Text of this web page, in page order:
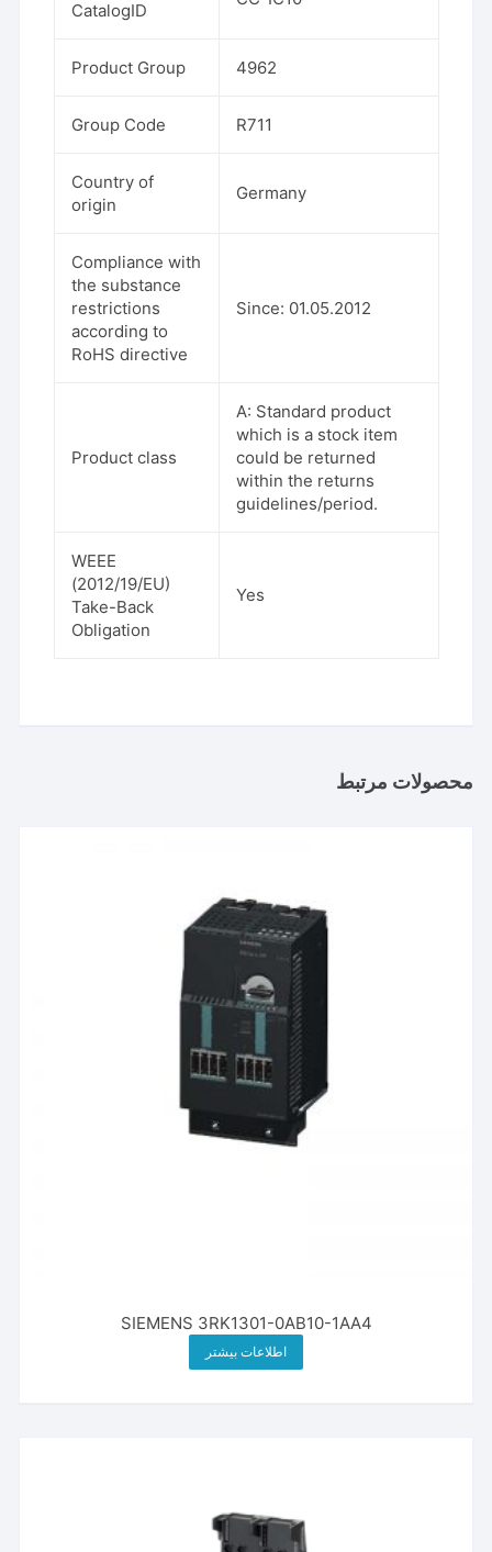
CatalogID
Product Group 4962
Group Code R711
Country of
origin
Germany
Compliance with
the substance
restrictions
according to
RoHS directive
Since: 01.05.2012
Product class
A: Standard product
which is a stock item
could be returned
within the returns
guidelines/period.
WEEE
(2012/19/EU)
Take-Back
Obligation
Yes
محصولات مرتبط
SIEMENS 3RK1301-0AB10-1AA4
اطلاعات بیشتر